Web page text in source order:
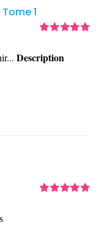
1
Description